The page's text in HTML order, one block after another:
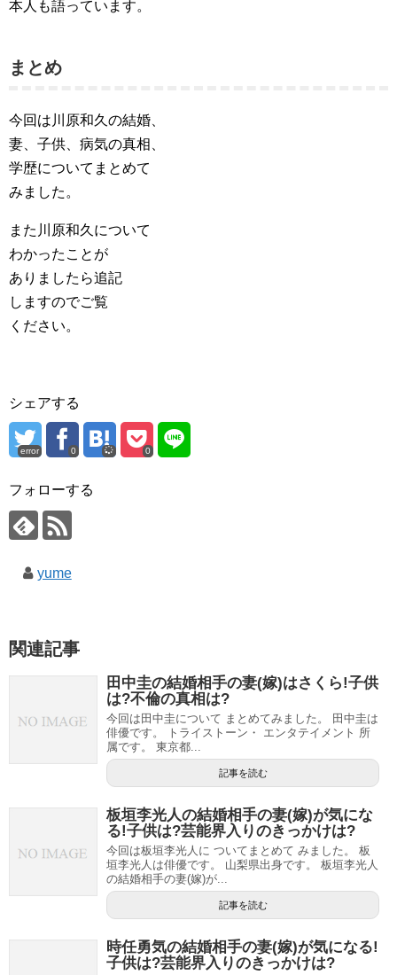
本人も語っています。
まとめ
今回は川原和久の結婚、
妻、子供、病気の真相、
学歴についてまとめて
みました。
また川原和久について
わかったことが
ありましたら追記
しますのでご覧
ください。
シェアする
error 0 0
フォローする
yume
関連記事
田中圭の結婚相手の妻(嫁)はさくら!子供
は?不倫の真相は?
今回は田中圭について まとめてみました。 田中圭は
俳優です。 トライストーン・ エンタテイメント 所
属です。 東京都...
記事を読む
板垣李光人の結婚相手の妻(嫁)が気にな
る!子供は?芸能界入りのきっかけは?
今回は板垣李光人に ついてまとめて みました。 板
垣李光人は俳優です。 山梨県出身です。 板垣李光人
の結婚相手の妻(嫁)が...
記事を読む
時任勇気の結婚相手の妻(嫁)が気になる!
子供は?芸能界入りのきっかけは?